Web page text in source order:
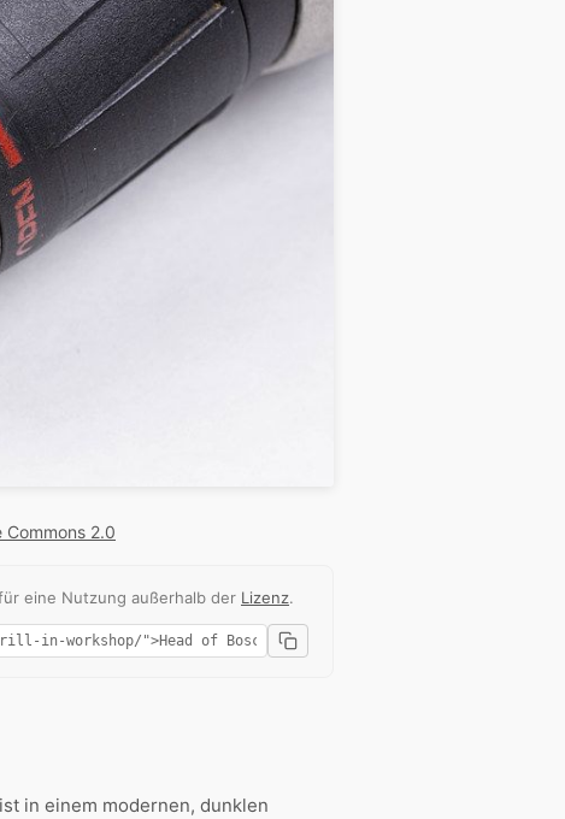
Commons 2.0
eine Nutzung außerhalb der Lizenz.
in einem modernen, dunklen